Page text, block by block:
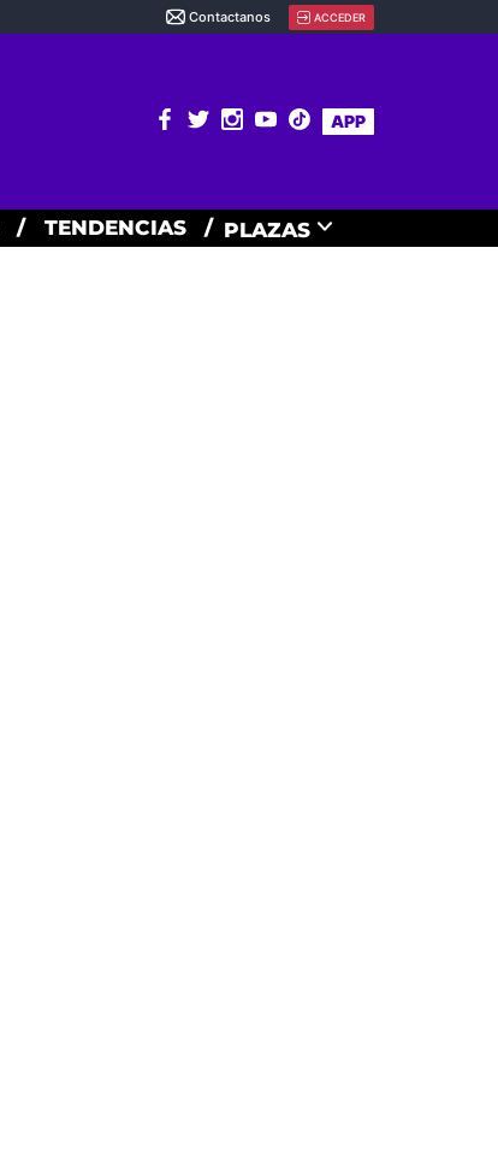
Contactanos ACCEDER
APP
/ TENDENCIAS / PLAZAS